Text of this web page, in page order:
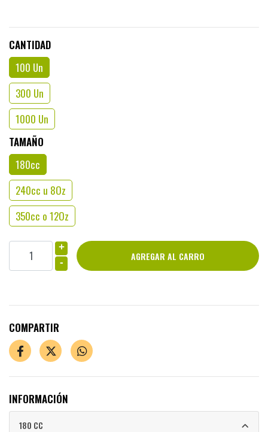
CANTIDAD
100 Un
300 Un
1000 Un
TAMAÑO
180cc
240cc u 8Oz
350cc o 12Oz
+
-
COMPARTIR
INFORMACIÓN
180 CC